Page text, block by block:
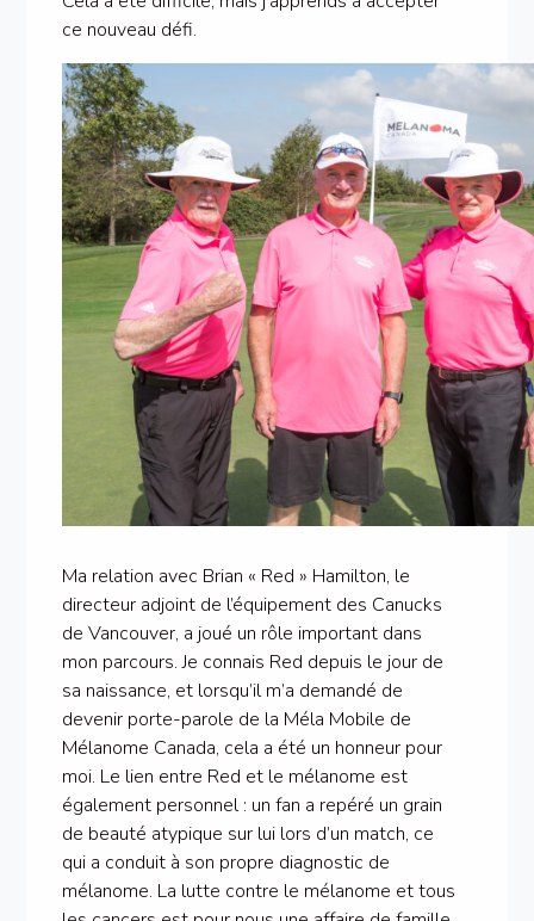
ce nouveau défi.
Ma relation avec Brian « Red » Hamilton, le
directeur adjoint de l’équipement des Canucks
de Vancouver, a joué un rôle important dans
mon parcours. Je connais Red depuis le jour de
sa naissance, et lorsqu’il m’a demandé de
devenir porte-parole de la Méla Mobile de
Mélanome Canada, cela a été un honneur pour
moi. Le lien entre Red et le mélanome est
également personnel : un fan a repéré un grain
de beauté atypique sur lui lors d’un match, ce
qui a conduit à son propre diagnostic de
mélanome. La lutte contre le mélanome et tous